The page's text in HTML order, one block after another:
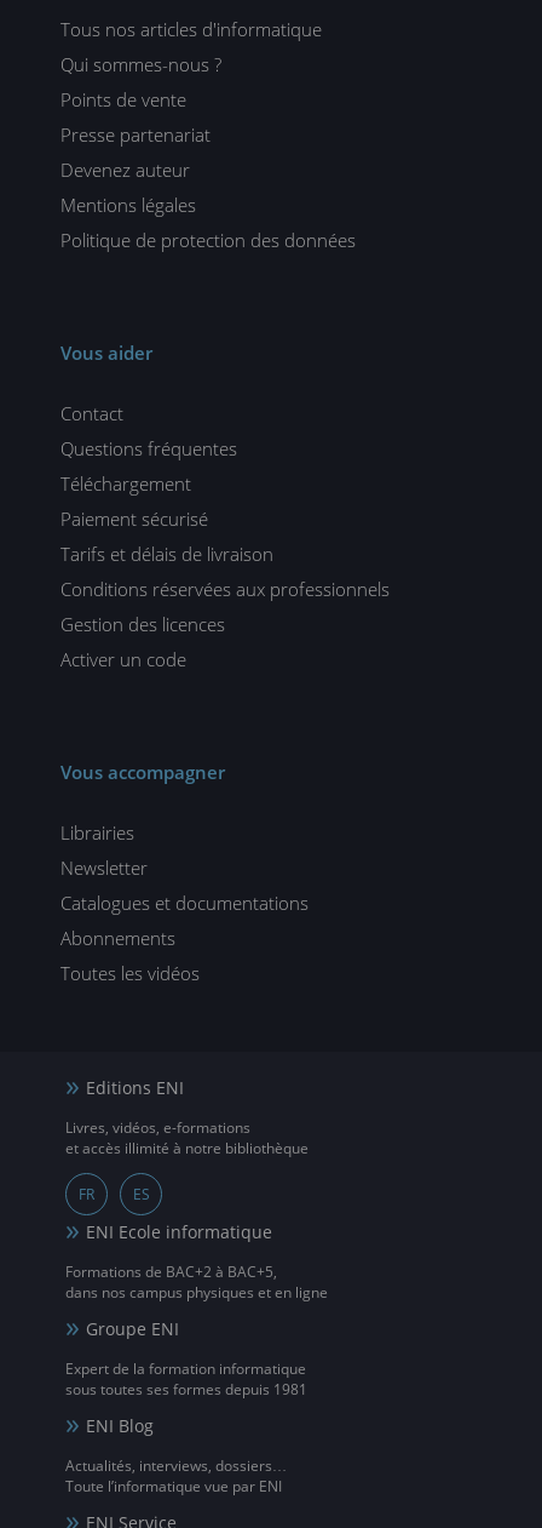
Tous nos articles d'informatique
Qui sommes-nous ?
Points de vente
Presse partenariat
Devenez auteur
Mentions légales
Politique de protection des données
Vous aider
Contact
Questions fréquentes
Téléchargement
Paiement sécurisé
Tarifs et délais de livraison
Conditions réservées aux professionnels
Gestion des licences
Activer un code
Vous accompagner
Librairies
Newsletter
Catalogues et documentations
Abonnements
Toutes les vidéos
Editions ENI
Livres, vidéos, e-formations
et accès illimité à notre bibliothèque
FR ES
ENI Ecole informatique
Formations de BAC+2 à BAC+5,
dans nos campus physiques et en ligne
Groupe ENI
Expert de la formation informatique
sous toutes ses formes depuis 1981
ENI Blog
Actualités, interviews, dossiers…
Toute l’informatique vue par ENI
ENI Service